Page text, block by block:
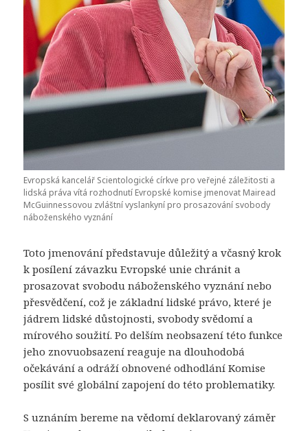
Evropská kancelář Scientologické církve pro veřejné záležitosti a
lidská práva vítá rozhodnutí Evropské komise jmenovat Mairead
McGuinnessovou zvláštní vyslankyní pro prosazování svobody
náboženského vyznání
Toto jmenování představuje důležitý a včasný krok
k posílení závazku Evropské unie chránit a
prosazovat svobodu náboženského vyznání nebo
přesvědčení, což je základní lidské právo, které je
jádrem lidské důstojnosti, svobody svědomí a
mírového soužití. Po delším neobsazení této funkce
jeho znovuobsazení reaguje na dlouhodobá
očekávání a odráží obnovené odhodlání Komise
posílit své globální zapojení do této problematiky.
S uznáním bereme na vědomí deklarovaný záměr